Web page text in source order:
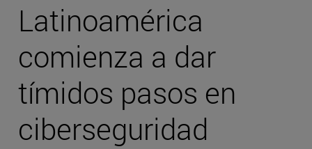
Latinoamérica
comienza a dar
tímidos pasos en
ciberseguridad